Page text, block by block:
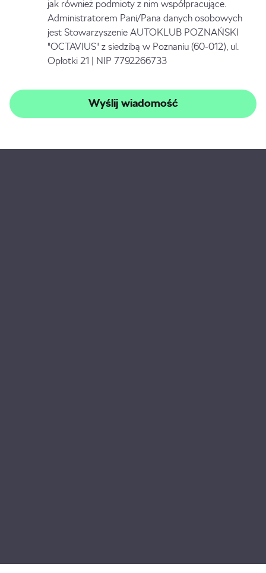
jak również podmioty z nim współpracujące.
Administratorem Pani/Pana danych osobowych
jest Stowarzyszenie AUTOKLUB POZNAŃSKI
"OCTAVIUS" z siedzibą w Poznaniu (60-012), ul.
Opłotki 21 | NIP 7792266733